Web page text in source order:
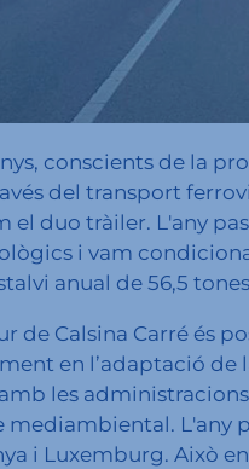
conscients de la
del transport
el duo tràiler. L'any
i vam
anual de 56,5
de Calsina Carré és
en l’adaptació
les
L'any
i Luxemburg. Això